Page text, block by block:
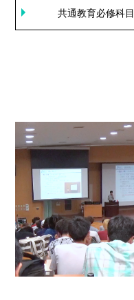
共通教育必修科